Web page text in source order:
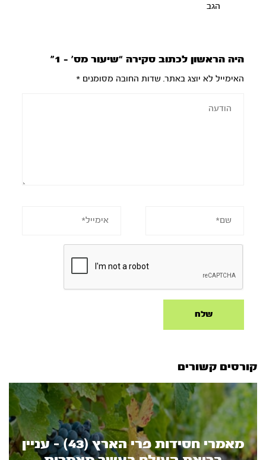
הגב
היה הראשון לכתוב סקירה “שיעור מס’ – 1”
האימייל לא יוצג באתר. שדות החובה מסומנים*
קורסים קשורים
מאמרי חסידות פרי הארץ (43) - עניין